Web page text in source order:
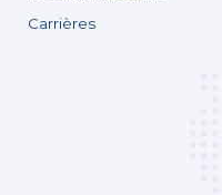
Carrières